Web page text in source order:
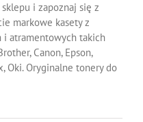
i zapoznaj się z
markowe kasety z
i atramentowych takich
Canon, Epson,
Oki. Oryginalne tonery do